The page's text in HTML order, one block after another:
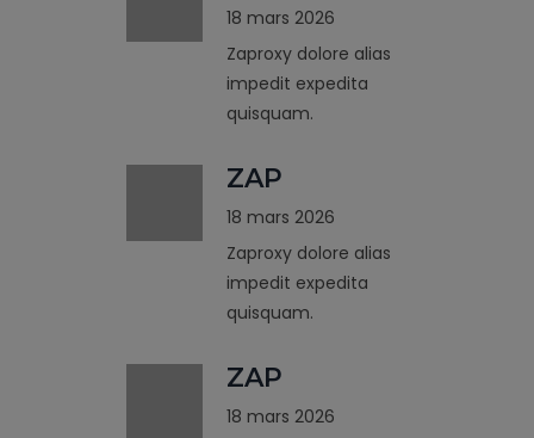
18 mars 2026
Zaproxy dolore alias
impedit expedita
quisquam.
ZAP
18 mars 2026
Zaproxy dolore alias
impedit expedita
quisquam.
ZAP
18 mars 2026